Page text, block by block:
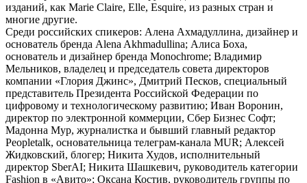
изданий, как Marie Claire, Elle, Esquire, из разных стран и
многие другие.
Среди российских спикеров: Алена Ахмадуллина, дизайнер и
основатель бренда Alena Akhmadullina; Алиса Боха,
основатель и дизайнер бренда Monochrome; Владимир
Мельников, владелец и председатель совета директоров
компании «Глория Джинс», Дмитрий Песков, cпециальный
представитель Президента Российской Федерации по
цифровому и технологическому развитию; Иван Воронин,
директор по электронной коммерции, Сбер Бизнес Софт;
Мадонна Мур, журналистка и бывший главный редактор
Peopletalk, основательница телеграм-канала MUR; Алексей
Жидковский, блогер; Никита Худов, исполнительный
директор SberAI; Никита Шашкевич, руководитель категории
Fashion в «Авито»; Оксана Костив, руководитель группы по